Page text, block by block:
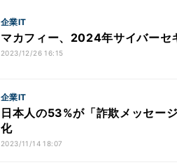
企業IT
マカフィー、2024年サイバーセ
2023/12/26 16:15
企業IT
日本人の53%が「詐欺メッセー
化
2023/11/14 18:07